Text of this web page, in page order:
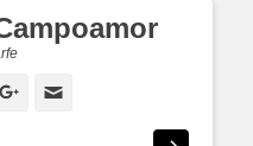
Googleplus